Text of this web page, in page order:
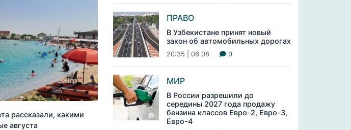
рассказали, какими
августа
ПРАВО
В Узбекистане принят новый
закон об автомобильных дорогах
20:35 | 06.08 0
МИР
В России разрешили до
середины 2027 года продажу
бензина классов Евро-2, Евро-3,
Евро-4